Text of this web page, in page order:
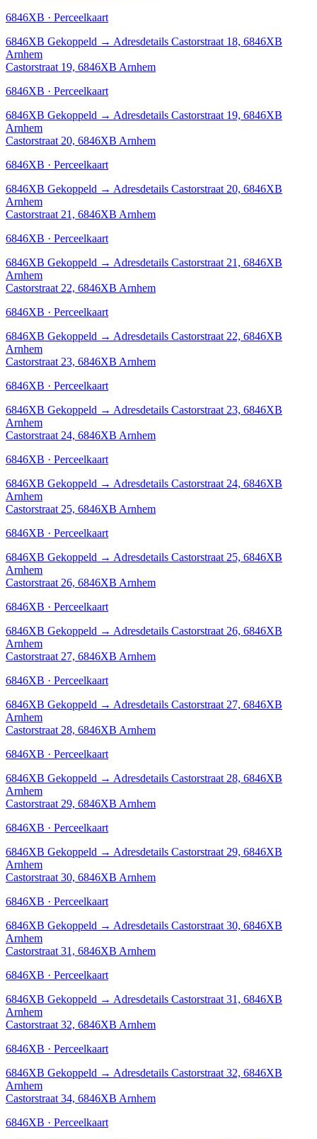
6846XB · Perceelkaart
6846XB Gekoppeld → Adresdetails Castorstraat 18, 6846XB
Arnhem
Castorstraat 19, 6846XB Arnhem
6846XB · Perceelkaart
6846XB Gekoppeld → Adresdetails Castorstraat 19, 6846XB
Arnhem
Castorstraat 20, 6846XB Arnhem
6846XB · Perceelkaart
6846XB Gekoppeld → Adresdetails Castorstraat 20, 6846XB
Arnhem
Castorstraat 21, 6846XB Arnhem
6846XB · Perceelkaart
6846XB Gekoppeld → Adresdetails Castorstraat 21, 6846XB
Arnhem
Castorstraat 22, 6846XB Arnhem
6846XB · Perceelkaart
6846XB Gekoppeld → Adresdetails Castorstraat 22, 6846XB
Arnhem
Castorstraat 23, 6846XB Arnhem
6846XB · Perceelkaart
6846XB Gekoppeld → Adresdetails Castorstraat 23, 6846XB
Arnhem
Castorstraat 24, 6846XB Arnhem
6846XB · Perceelkaart
6846XB Gekoppeld → Adresdetails Castorstraat 24, 6846XB
Arnhem
Castorstraat 25, 6846XB Arnhem
6846XB · Perceelkaart
6846XB Gekoppeld → Adresdetails Castorstraat 25, 6846XB
Arnhem
Castorstraat 26, 6846XB Arnhem
6846XB · Perceelkaart
6846XB Gekoppeld → Adresdetails Castorstraat 26, 6846XB
Arnhem
Castorstraat 27, 6846XB Arnhem
6846XB · Perceelkaart
6846XB Gekoppeld → Adresdetails Castorstraat 27, 6846XB
Arnhem
Castorstraat 28, 6846XB Arnhem
6846XB · Perceelkaart
6846XB Gekoppeld → Adresdetails Castorstraat 28, 6846XB
Arnhem
Castorstraat 29, 6846XB Arnhem
6846XB · Perceelkaart
6846XB Gekoppeld → Adresdetails Castorstraat 29, 6846XB
Arnhem
Castorstraat 30, 6846XB Arnhem
6846XB · Perceelkaart
6846XB Gekoppeld → Adresdetails Castorstraat 30, 6846XB
Arnhem
Castorstraat 31, 6846XB Arnhem
6846XB · Perceelkaart
6846XB Gekoppeld → Adresdetails Castorstraat 31, 6846XB
Arnhem
Castorstraat 32, 6846XB Arnhem
6846XB · Perceelkaart
6846XB Gekoppeld → Adresdetails Castorstraat 32, 6846XB
Arnhem
Castorstraat 34, 6846XB Arnhem
6846XB · Perceelkaart